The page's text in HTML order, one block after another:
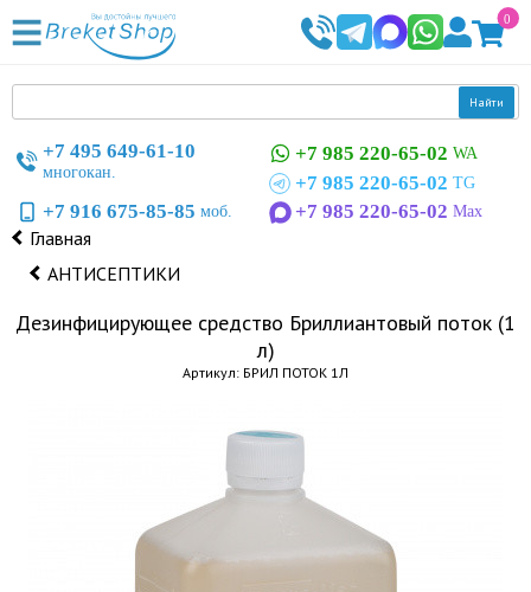
0
Найти
+7 495 649-61-10
многокан.
+7 916 675-85-85 моб.
+7 985 220-65-02 WA
+7 985 220-65-02 TG
+7 985 220-65-02 Max
Главная
АНТИСЕПТИКИ
Дезинфицирующее средство Бриллиантовый поток (1
л)
Артикул: БРИЛ ПОТОК 1Л